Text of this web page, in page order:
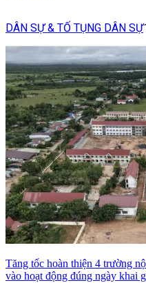
DÂN SỰ & TỐ TỤNG DÂN SỰ
Tăng tốc hoàn thiện 4 trường
vào hoạt động đúng ngày khai